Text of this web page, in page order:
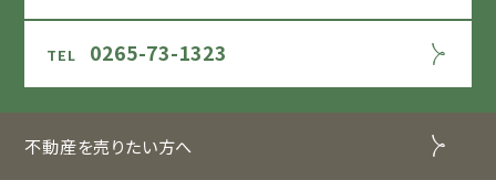
0265-73-1323
不動産を売りたい方へ